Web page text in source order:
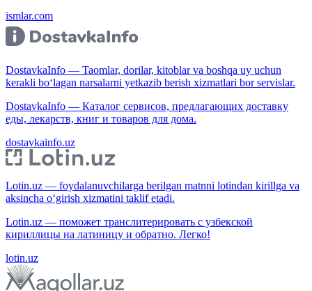
ismlar.com
DostavkaInfo — Taomlar, dorilar, kitoblar va boshqa uy uchun
kerakli bo‘lagan narsalarni yetkazib berish xizmatlari bor servislar.
DostavkaInfo — Каталог сервисов, предлагающих доставку
еды, лекарств, книг и товаров для дома.
dostavkainfo.uz
Lotin.uz — foydalanuvchilarga berilgan matnni lotindan kirillga va
aksincha o‘girish xizmatini taklif etadi.
Lotin.uz — поможет транслитерировать с узбекской
кириллицы на латиницу и обратно. Легко!
lotin.uz